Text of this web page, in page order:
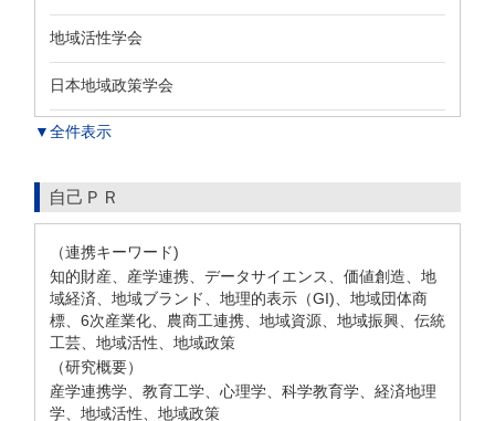
地域活性学会
日本地域政策学会
▼全件表示
自己ＰＲ
（連携キーワード)
知的財産、産学連携、データサイエンス、価値創造、地
域経済、地域ブランド、地理的表示（GI)、地域団体商
標、6次産業化、農商工連携、地域資源、地域振興、伝統
工芸、地域活性、地域政策
（研究概要）
産学連携学、教育工学、心理学、科学教育学、経済地理
学、地域活性、地域政策